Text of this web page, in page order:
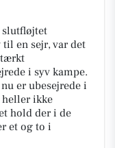
slutfløjtet
en sejr, var det
i syv kampe.
er ubesejrede i
heller ikke
hold der i de
et og to i